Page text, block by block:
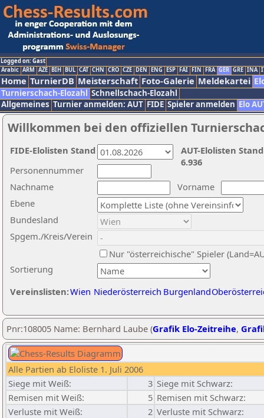
Logged on: Gast
Arabic ARM AZE BIH BUL CAT CHN CRO CZE DEN ENG ESP FAI FIN FRA GER GRE INA
Home TurnierDB Meisterschaft Foto-Galerie Meldekartei
Turnierschach-Elozahl Schnellschach-Elozahl
Allgemeines Turnier anmelden: AUT FIDE Spieler anmelden Elo
Willkommen bei den offiziellen
Nachname
Vorname
Ebene
Sortierung
Personennummer
Bundesland
Spgem./Kreis/Verein
Nur "österreichische" Spieler
Vereinslisten:Wien Niederösterreich Burgenland
AUT-Elolisten
6.936
FIDE-Elolisten Stand
Pnr:108005 Name: Bernhard Laube (Grafik Elo-Zeitreihe,
Alle Partien ab Eloliste 1. Juli 2006
Siege mit Weiß:
3 Siege mit Schwarz:
Remisen mit Weiß:
5 Remisen mit Schwarz:
Verluste mit Weiß:
2 Verluste mit Schwarz: